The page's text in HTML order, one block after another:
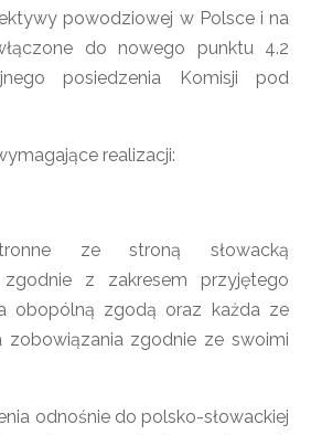
powodziowej w Polsce i na
do nowego punktu 4.2
posiedzenia Komisji pod
realizacji:
ze stroną słowacką
z zakresem przyjętego
obopólną zgodą oraz każda ze
zobowiązania zgodnie ze swoimi
odnośnie do polsko-słowackiej